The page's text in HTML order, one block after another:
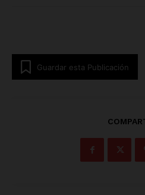
Guardar esta Publicación